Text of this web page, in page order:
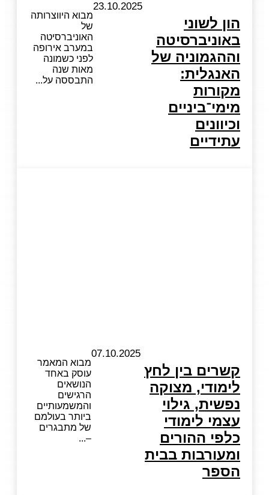
הון לשוני
באוניברסיטה
וההגמוניה של
האנגלית:
מקורות
מימי־ביניים
וכיוונים
עתידיים
23.10.2025
מבוא היווצרותה
של
האוניברסיטה
במערב אירופה
לפני כשמונה
מאות שנה
התבססה על
קשרים בין לחץ
לימודי, מצוקה
נפשית, גילוי
עצמי לימודי
כלפי ההורים
ומעורבות בבית
הספר
07.10.2025
מבוא המאמר
עוסק באחד
הנושאים
הרגישים
והמשמעותיים
ביותר בעולמם
של מתבגרים
–